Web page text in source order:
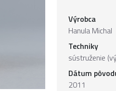
Výrobca
Hanula Michal
Techniky
sústruženie
Dátum
2011